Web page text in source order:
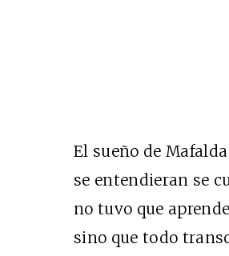
El sueño de
se entendieran se
no tuvo que
sino que todo